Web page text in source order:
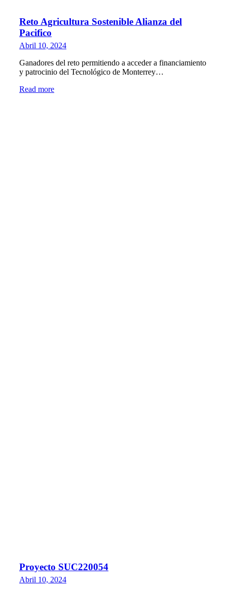
Reto Agricultura Sostenible Alianza del
Pacifico
Abril 10, 2024
Ganadores del reto permitiendo a acceder a financiamiento
y patrocinio del Tecnológico de Monterrey…
Read more
Proyecto SUC220054
Abril 10, 2024